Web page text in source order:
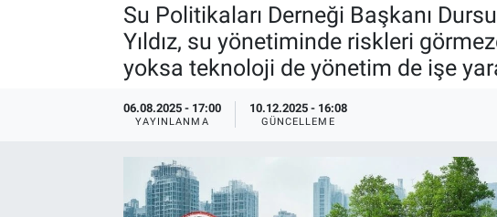
Su Politikaları Derneği Başkanı
Yıldız, su yönetiminde riskleri
yoksa teknoloji de yönetim de işe
06.08.2025 - 17:00
YAYINLANMA
10.12.2025 - 16:08
GÜNCELLEME
Depolama Çözümleri
İnşaat ve Malzeme
HaberOrtak
Enerjisini Üreten Fabrikalar